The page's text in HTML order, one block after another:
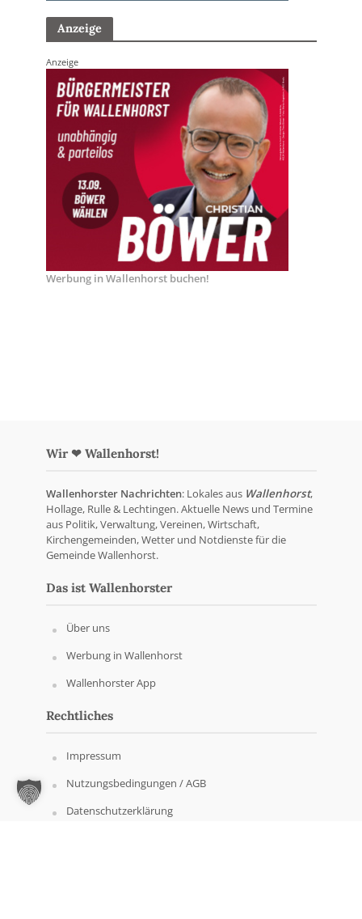
Anzeige
Anzeige
Werbung in Wallenhorst buchen!
Wir ❤ Wallenhorst!
Wallenhorster Nachrichten: Lokales aus Wallenhorst,
Hollage, Rulle & Lechtingen. Aktuelle News und Termine
aus Politik, Verwaltung, Vereinen, Wirtschaft,
Kirchengemeinden, Wetter und Notdienste für die
Gemeinde Wallenhorst.
Das ist Wallenhorster
Über uns
Werbung in Wallenhorst
Wallenhorster App
Rechtliches
Impressum
Nutzungsbedingungen / AGB
Datenschutzerklärung